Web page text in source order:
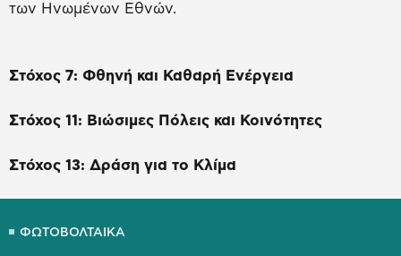
των Ηνωμένων Εθνών.
Στόχος 7: Φθηνή και Καθαρή Ενέργεια
Στόχος 11: Βιώσιμες Πόλεις και Κοινότητες
Στόχος 13: Δράση για το Κλίμα
ΦΩΤΟΒΟΛΤΑΙΚΑ